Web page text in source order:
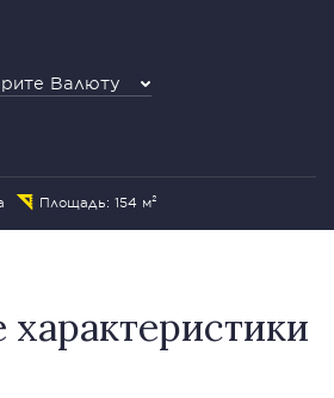
Валюту
Площадь: 154 м²